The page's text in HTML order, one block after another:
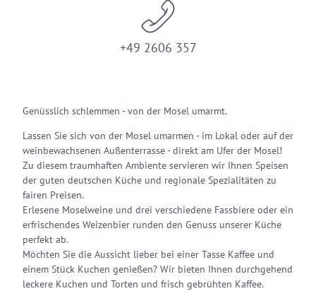
+49 2606 357
Genüsslich schlemmen - von der Mosel umarmt.
Lassen Sie sich von der Mosel umarmen - im Lokal oder auf der
weinbewachsenen Außenterrasse - direkt am Ufer der Mosel!
Zu diesem traumhaften Ambiente servieren wir Ihnen Speisen
der guten deutschen Küche und regionale Spezialitäten zu
fairen Preisen.
Erlesene Moselweine und drei verschiedene Fassbiere oder ein
erfrischendes Weizenbier runden den Genuss unserer Küche
perfekt ab.
Möchten Sie die Aussicht lieber bei einer Tasse Kaffee und
einem Stück Kuchen genießen? Wir bieten Ihnen durchgehend
leckere Kuchen und Torten und frisch gebrühten Kaffee.